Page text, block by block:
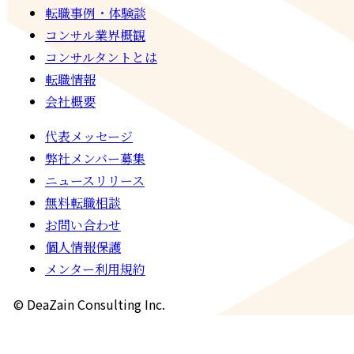
転職事例・体験談
コンサル業界概観
コンサルタントとは
転職情報
会社概要
代表メッセージ
弊社メンバー募集
ニュースリリース
無料転職相談
お問い合わせ
個人情報保護
メンター利用規約
© DeaZain Consulting Inc.